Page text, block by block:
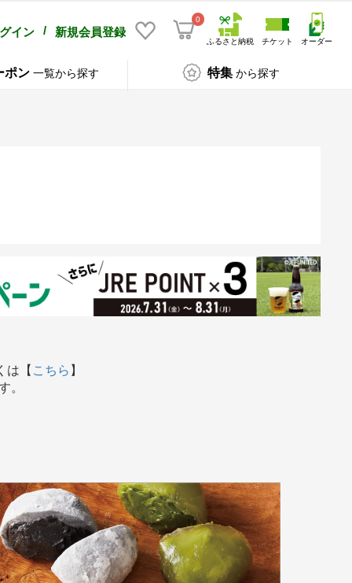
イン / 新規会員登録
0
ふるさと納税 チケット オーダー
ポン 一覧から探す 特集 から探す
は【 こちら 】
。